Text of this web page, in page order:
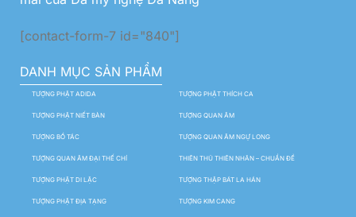
[contact-form-7 id="840"]
DANH MỤC SẢN PHẨM
TƯỢNG PHẬT ADIDA TƯỢNG PHẬT THÍCH CA
TƯỢNG PHẬT NIẾT BÀN TƯỢNG QUAN ÂM
TƯỢNG BỒ TÁC TƯỢNG QUAN ÂM NGỰ LONG
TƯỢNG QUAN ÂM ĐẠI THẾ CHÍ THIÊN THỦ THIÊN NHÃN – CHUẨN ĐỀ
TƯỢNG PHẬT DI LẶC TƯỢNG THẬP BÁT LA HÁN
TƯỢNG PHẬT ĐỊA TẠNG TƯỢNG KIM CANG